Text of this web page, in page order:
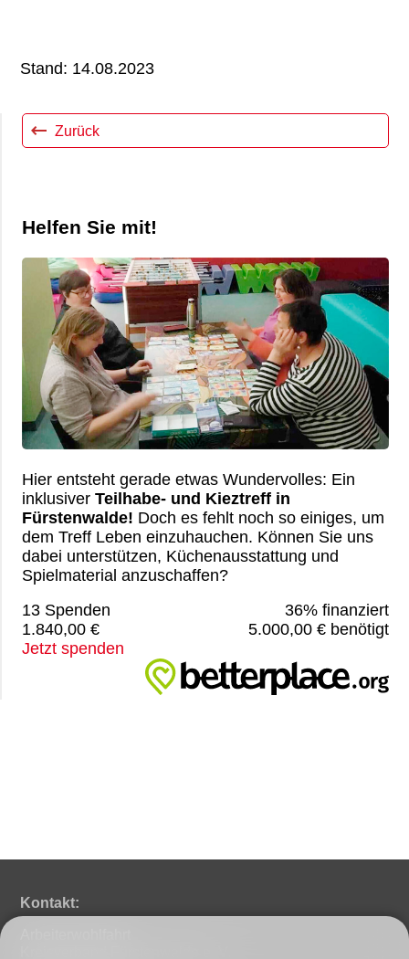
Stand: 14.08.2023
Zurück
Helfen Sie mit!
Hier entsteht gerade etwas Wundervolles: Ein
inklusiverTeilhabe- und Kieztreff in
Fürstenwalde! Doch es fehlt noch so einiges, um
dem Treff Leben einzuhauchen. Können Sie uns
dabei unterstützen, Küchenausstattung und
Spielmaterial anzuschaffen?
13 Spenden
36% finanziert
1.840,00 €
5.000,00 € benötigt
Jetzt spenden
Kontakt: